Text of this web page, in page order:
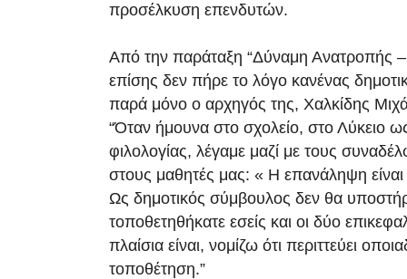
προσέλκυση επενδυτών.
Από την παράταξη “Δύναμη Ανατροπής –
επίσης δεν πήρε το λόγο κανένας
παρά μόνο ο αρχηγός της, Χαλκίδης
“Όταν ήμουνα στο σχολείο, στο Λύκειο
φιλολογίας, λέγαμε μαζί με τους
στους μαθητές μας: « Η επανάληψη
Ως δημοτικός σύμβουλος δεν θα
τοποθετηθήκατε εσείς και οι δύο
πλαίσια είναι, νομίζω ότι περιττεύει
τοποθέτηση.”